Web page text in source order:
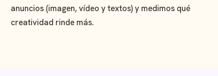
anuncios (imagen, vídeo y textos) y medimos qué
creatividad rinde más.